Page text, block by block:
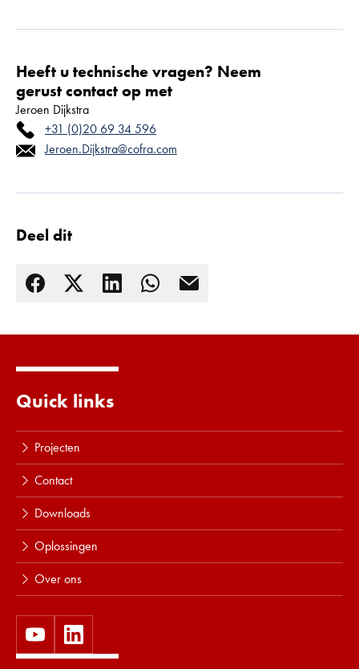
Heeft u technische vragen? Neem
gerust contact op met
Jeroen Dijkstra
+31 (0)20 69 34 596
Jeroen.Dijkstra@cofra.com
Deel dit
Quick links
Projecten
Contact
Downloads
Oplossingen
Over ons